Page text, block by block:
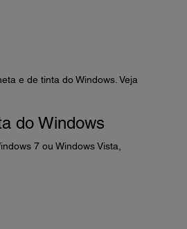
e de tinta do Windows. Veja
do Windows
7 ou Windows Vista,